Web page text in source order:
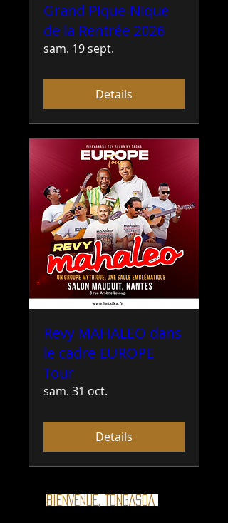
Grand Pique-Nique
de la Rentrée 2026
sam. 19 sept.
Details
Revy MAHALEO dans
le cadre EUROPE
Tour
sam. 31 oct.
Details
BIENVENUE, TONGASOA